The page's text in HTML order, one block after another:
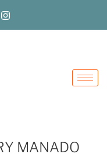
MANADO